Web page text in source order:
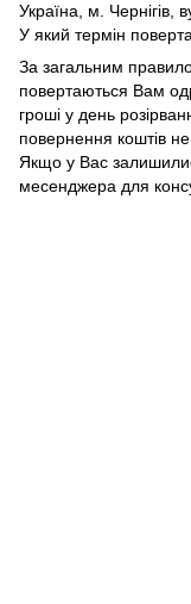
Україна, м. Чернігів,
У який термін
За загальним
повертаються Вам
гроші у день
повернення коштів
Якщо у Вас
месенджера для